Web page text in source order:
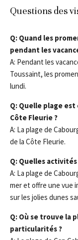
Questions des
Q: Quand les
pendant les
A: Pendant les
Toussaint, les
lundi.
Q: Quelle plage
Côte Fleurie ?
A: La plage de
de la Côte Fleurie.
Q: Quelles
A: La plage de
mer et offre une vue
sur les jolies dunes
Q: Où se trouve la
particularités ?